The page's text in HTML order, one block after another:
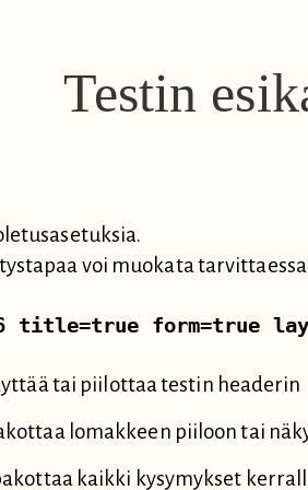
Testin
voi muokata
title=true form=true
tai piilottaa testin headerin
lomakkeen piiloon tai
kaikki kysymykset